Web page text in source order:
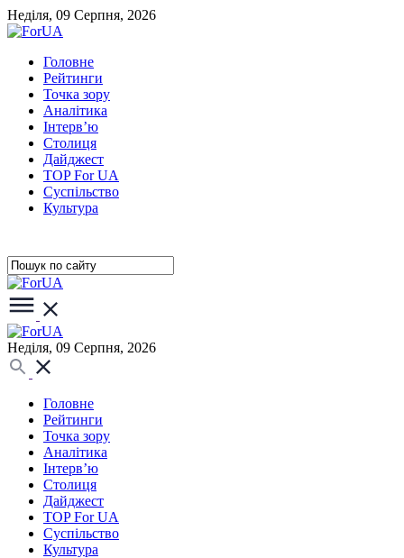
Неділя, 09 Серпня, 2026
Головне
Рейтинги
Точка зору
Аналітика
Інтерв’ю
Столиця
Дайджест
TOP For UA
Суспiльство
Культура
Неділя, 09 Серпня, 2026
Головне
Рейтинги
Точка зору
Аналітика
Інтерв’ю
Столиця
Дайджест
TOP For UA
Суспiльство
Культура